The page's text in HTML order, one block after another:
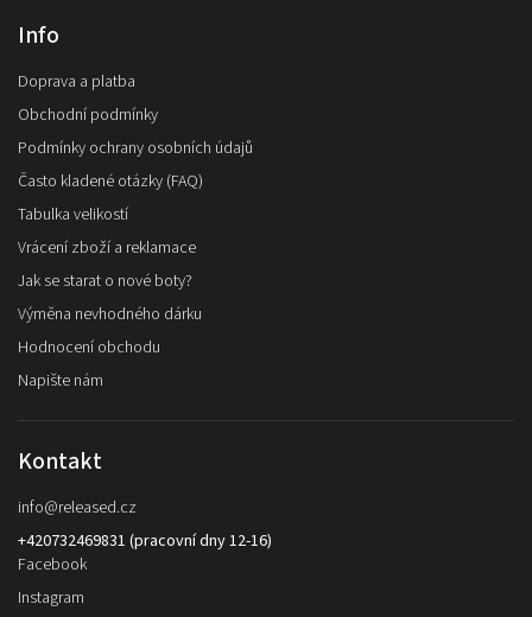
Info
Doprava a platba
Obchodní podmínky
Podmínky ochrany osobních údajů
Často kladené otázky (FAQ)
Tabulka velikostí
Vrácení zboží a reklamace
Jak se starat o nové boty?
Výměna nevhodného dárku
Hodnocení obchodu
Napište nám
Kontakt
info@released.cz
+420732469831 (pracovní dny 12-16)
Facebook
Instagram